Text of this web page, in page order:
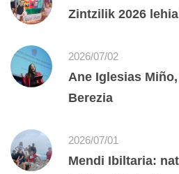
Zintzilik 2026
2026/07/02
Ane Iglesias
Berezia
2026/07/01
Mendi Ibiltaria: